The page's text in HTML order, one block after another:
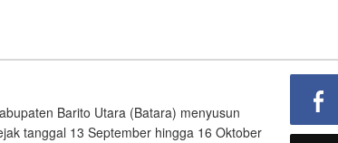
Barito Utara (Batara) menyusun
tanggal 13 September hingga 16 Oktober